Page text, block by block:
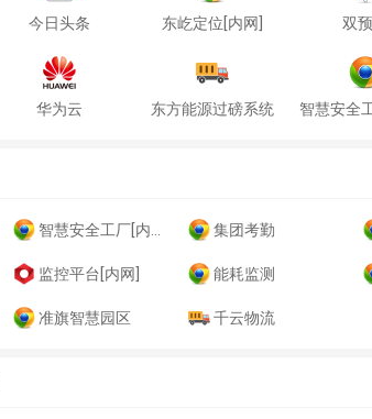
今日头条 东屹定位[内网] 双
华为云 东方能源过磅系统 智慧安全
智慧安全工厂[内网] 集团考勤
监控平台[内网] 能耗监测
准旗智慧园区 千云物流